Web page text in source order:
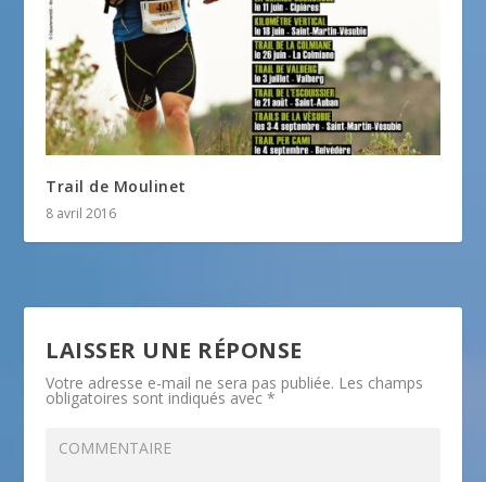
Trail de Moulinet
8 avril 2016
LAISSER UNE RÉPONSE
Votre adresse e-mail ne sera pas publiée. Les champs
obligatoires sont indiqués avec*